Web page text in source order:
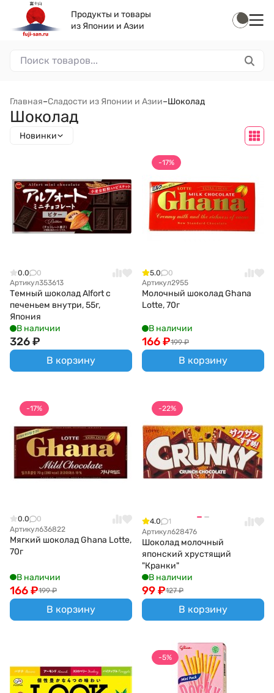
Продукты и товары
из Японии и Азии
Главная–Сладости из Японии и Азии–Шоколад
Шоколад
Новинки
0.0
0
Артикул353613
Темный шоколад Alfort с
печеньем внутри, 55г,
Япония
В наличии
326₽
В корзину
-17%
5.0
0
Артикул2955
Молочный шоколад Ghana
Lotte, 70г
В наличии
199 ₽
166₽
В корзину
-17%
0.0
0
Артикул636822
Мягкий шоколад Ghana Lotte,
70г
В наличии
199 ₽
166₽
В корзину
-22%
4.0
1
Артикул628476
Шоколад молочный
японский хрустящий
"Кранки"
В наличии
127 ₽
99₽
В корзину
-5%